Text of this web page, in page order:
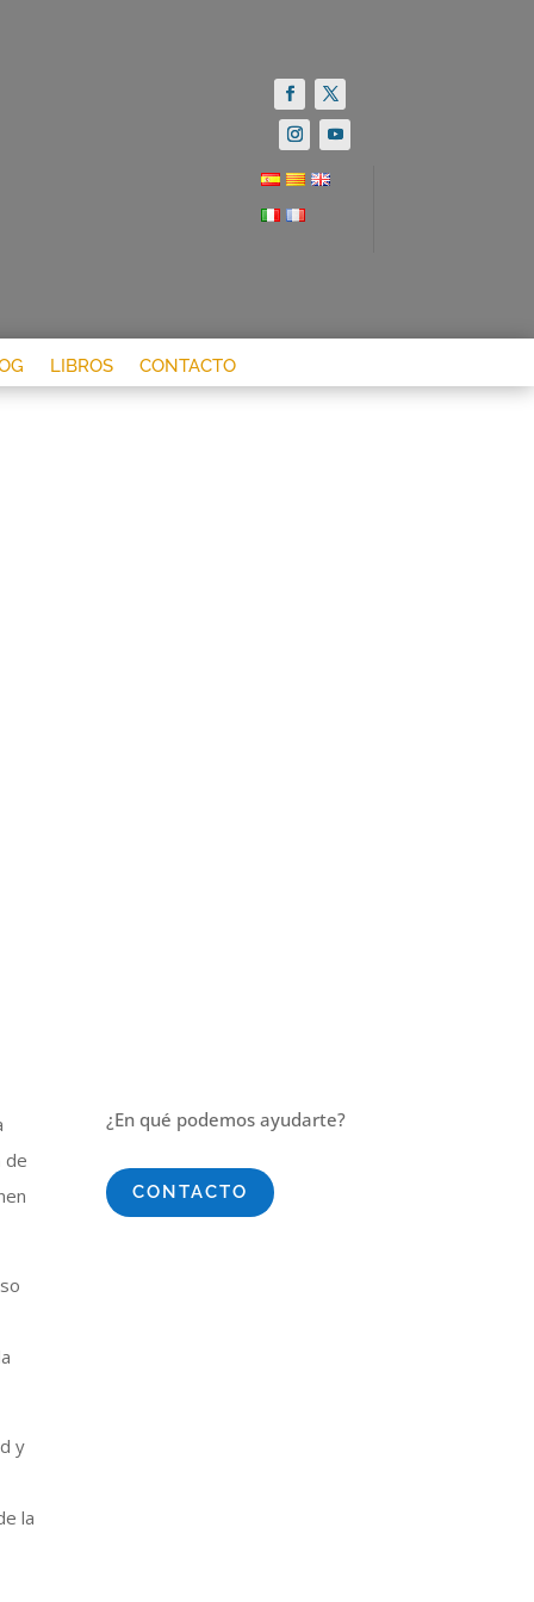
LIBROS CONTACTO
de
y
la
¿En qué podemos ayudarte?
CONTACTO